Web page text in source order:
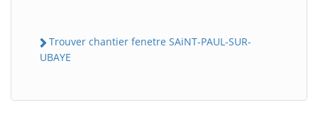
Trouver chantier fenetre SAiNT-PAUL-SUR-
UBAYE